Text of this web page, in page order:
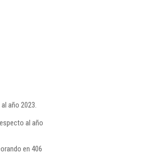
año 2023.
al año
en 406